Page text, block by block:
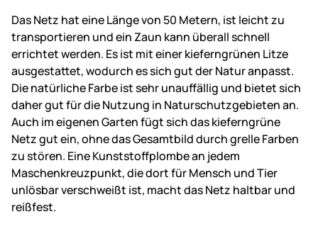
Das Netz hat eine Länge von 50 Metern, ist leicht zu
transportieren und ein Zaun kann überall schnell
errichtet werden. Es ist mit einer kieferngrünen Litze
ausgestattet, wodurch es sich gut der Natur anpasst.
Die natürliche Farbe ist sehr unauffällig und bietet sich
daher gut für die Nutzung in Naturschutzgebieten an.
Auch im eigenen Garten fügt sich das kieferngrüne
Netz gut ein, ohne das Gesamtbild durch grelle Farben
zu stören. Eine Kunststoffplombe an jedem
Maschenkreuzpunkt, die dort für Mensch und Tier
unlösbar verschweißt ist, macht das Netz haltbar und
reißfest.